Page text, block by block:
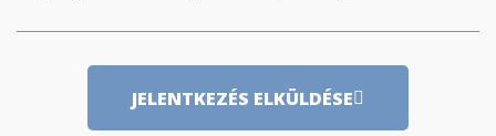
JELENTKEZÉS ELKÜLDÉSE